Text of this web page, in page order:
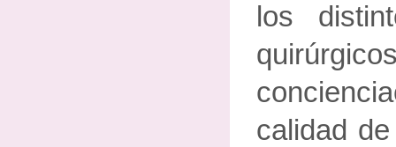
los
calidad